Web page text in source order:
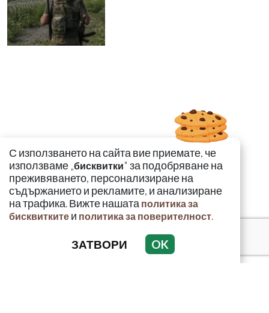
С използването на сайта вие приемате, че
използваме „бисквитки" за подобряване на
преживяването, персонализиране на
съдържанието и рекламите, и анализиране
на трафика. Вижте нашата политика за
бисквитките и политика за поверителност.
ЗАТВОРИ OK